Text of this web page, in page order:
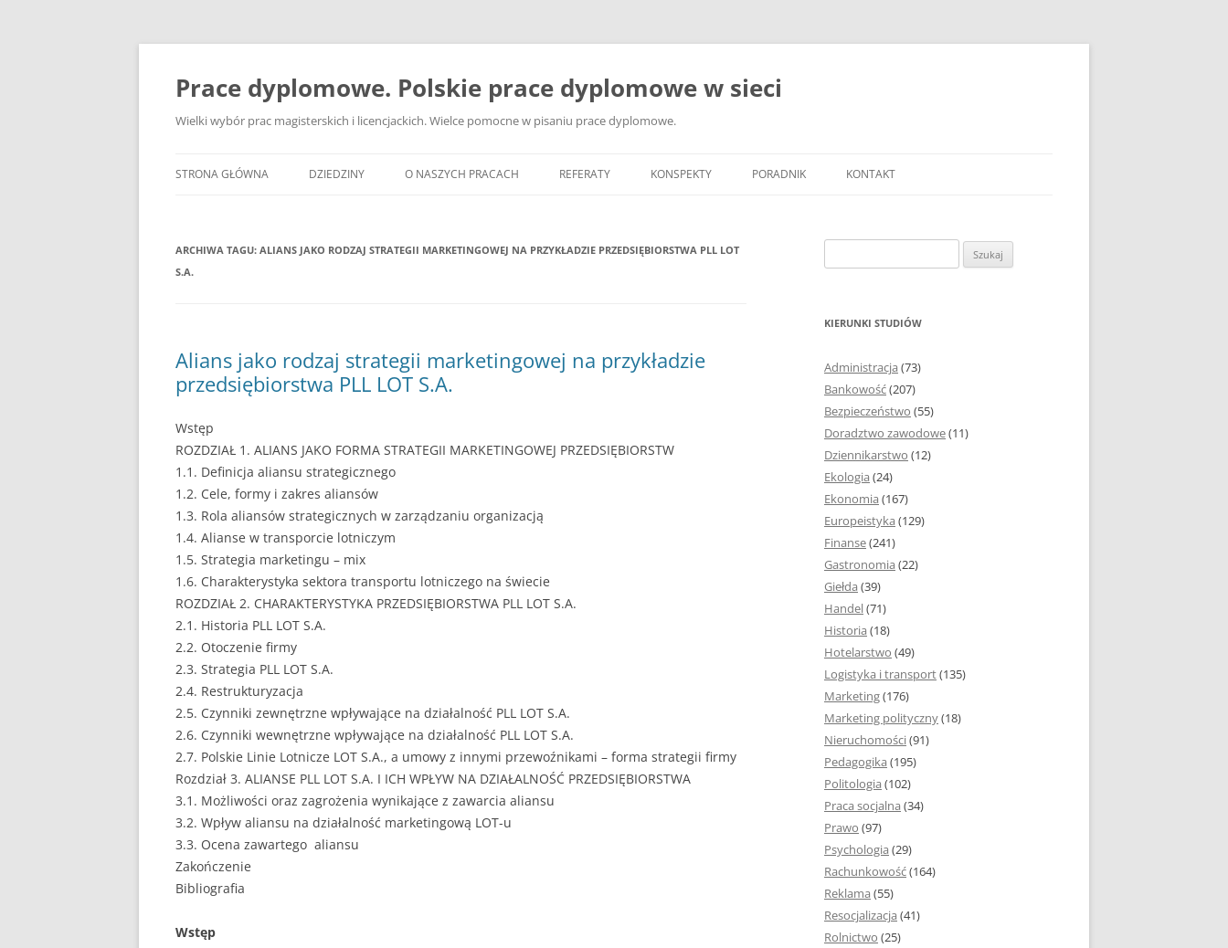
Przejdź
Prace dyplomowe. Polskie prace dyplomowe w sieci
Wielki wybór prac magisterskich i licencjackich. Wielce pomocne w pisaniu prace dyplomowe.
STRONA GŁÓWNA DZIEDZINY
BANKOWOŚĆ
EKOLOGIA
FINANSE
GASTRONOMIA
HANDEL
HISTORIA
HOTELARSTWO
MARKETING
MARKETING POLITYCZNY
NIERUCHOMOŚCI
PEDAGOGIKA
O NASZYCH PRACACH REFERATY KONSPEKTY PORADNIK
JAK ZBIERAĆ I OPRACOWYWAĆ
BIBLIOGRAFICZNYCH
ZAWARTOŚĆ I ROZMIAR PRACY
DYPLOMOWEJ
ESTETYKA PRACY DYPLOMOWEJ –
WYRÓŻNIENIA, NUMEROWANIE
CZCIONKA, MARGINESY I
WIELKOŚĆ STRON
STRUKTURA AKAPITU W PRACY
DYPLOMOWEJ
STYL PRACY DYPLOMOWEJ
SPIS TREŚCI W PRACY
DYPLOMOWEJ
WSTĘP PRACY DYPLOMOWEJ
ROZDZIAŁY I PODROZDZIAŁY
ZAKOŃCZENIE PRACY
DYPLOMOWEJ
BIBLIOGRAFIA
KONTAKT
ARCHIWA TAGU: ALIANS JAKO RODZAJ STRATEGII MARKETINGOWEJ NA PRZYKŁADZIE PRZEDSIĘBIORSTWA PLL LOT
S.A.
Alians jako rodzaj strategii marketingowej na przykładzie
przedsiębiorstwa PLL LOT S.A.
Wstęp
ROZDZIAŁ 1. ALIANS JAKO FORMA STRATEGII MARKETINGOWEJ PRZEDSIĘBIORSTW
1.1. Definicja aliansu strategicznego
1.2. Cele, formy i zakres aliansów
1.3. Rola aliansów strategicznych w zarządzaniu organizacją
1.4. Alianse w transporcie lotniczym
1.5. Strategia marketingu – mix
1.6. Charakterystyka sektora transportu lotniczego na świecie
ROZDZIAŁ 2. CHARAKTERYSTYKA PRZEDSIĘBIORSTWA PLL LOT S.A.
2.1. Historia PLL LOT S.A.
2.2. Otoczenie firmy
2.3. Strategia PLL LOT S.A.
2.4. Restrukturyzacja
2.5. Czynniki zewnętrzne wpływające na działalność PLL LOT S.A.
2.6. Czynniki wewnętrzne wpływające na działalność PLL LOT S.A.
2.7. Polskie Linie Lotnicze LOT S.A., a umowy z innymi przewoźnikami – forma strategii firmy
Rozdział 3. ALIANSE PLL LOT S.A. I ICH WPŁYW NA DZIAŁALNOŚĆ PRZEDSIĘBIORSTWA
3.1. Możliwości oraz zagrożenia wynikające z zawarcia aliansu
3.2. Wpływ aliansu na działalność marketingową LOT-u
3.3. Ocena zawartego aliansu
Zakończenie
Bibliografia
Wstęp
KIERUNKI STUDIÓW
Administracja (73)
Bankowość(207)
Bezpieczeństwo (55)
Doradztwo zawodowe(11)
Dziennikarstwo (12)
Ekologia (24)
Ekonomia (167)
Europeistyka (129)
Finanse(241)
Gastronomia (22)
Giełda (39)
Handel(71)
Historia (18)
Hotelarstwo (49)
Logistyka i transport(135)
Marketing(176)
Marketing polityczny(18)
Nieruchomości(91)
Pedagogika (195)
Politologia (102)
Praca socjalna (34)
Prawo (97)
Psychologia (29)
Rachunkowość(164)
Reklama (55)
Resocjalizacja (41)
Rolnictwo (25)